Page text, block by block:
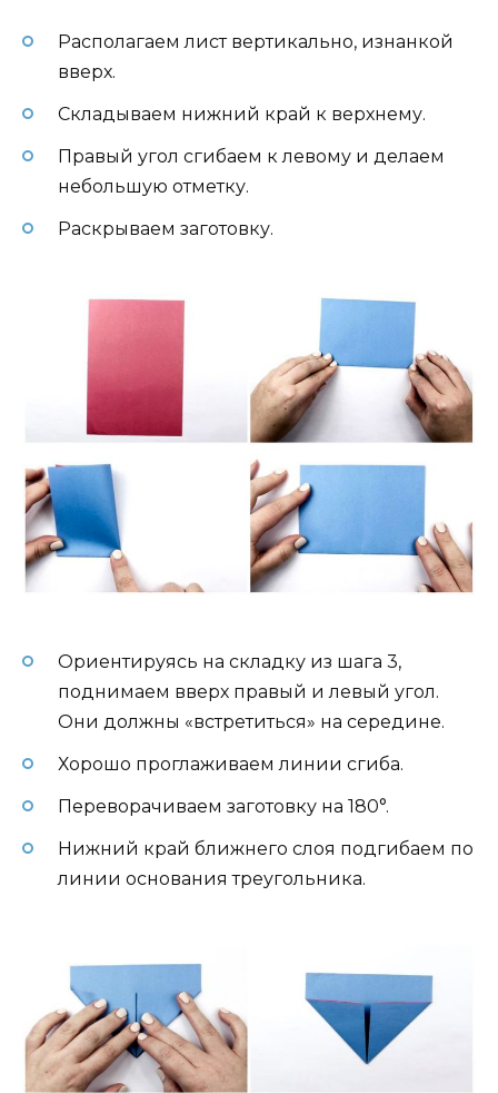
Располагаем лист вертикально, изнанкой
вверх.
Складываем нижний край к верхнему.
Правый угол сгибаем к левому и делаем
небольшую отметку.
Раскрываем заготовку.
Ориентируясь на складку из шага 3,
поднимаем вверх правый и левый угол.
Они должны «встретиться» на середине.
Хорошо проглаживаем линии сгиба.
Переворачиваем заготовку на 180°.
Нижний край ближнего слоя подгибаем по
линии основания треугольника.